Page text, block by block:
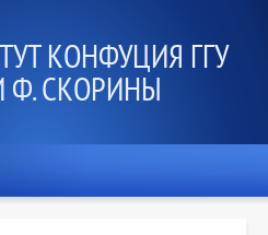
КОНФУЦИЯ ГГУ
Ф. СКОРИНЫ